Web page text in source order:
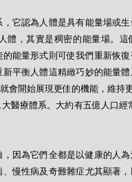
它認為人體是具有能量場或
體，其實是稠密的能量場。這
能量形式則可使我們重新恢
平衡人體這精緻巧妙的能量
會開始展現更佳的機能，維持
醫療體系。大約有五億人口經
因為它們全都是以健康的人
慢性病及奇難雜症尤其顯著